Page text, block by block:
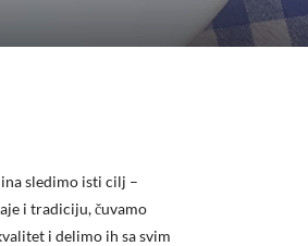
sledimo isti cilj –
i tradiciju, čuvamo
i delimo ih sa svim